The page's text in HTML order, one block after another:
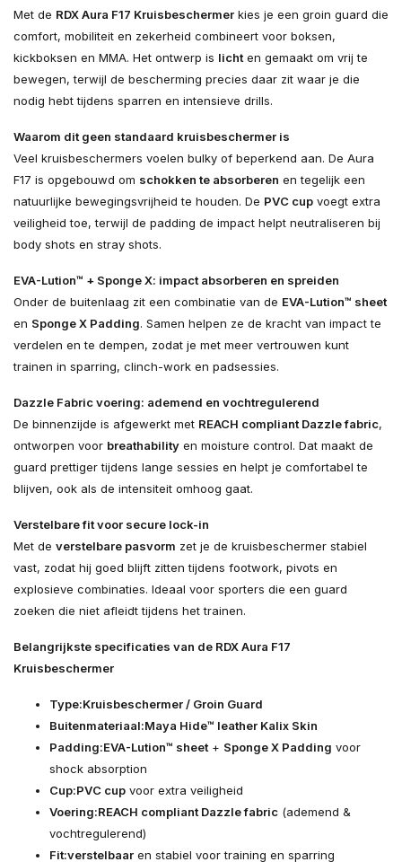
Met de RDX Aura F17 Kruisbeschermer kies je een groin guard die
comfort, mobiliteit en zekerheid combineert voor boksen,
kickboksen en MMA. Het ontwerp is lichten gemaakt om vrij te
bewegen, terwijl de bescherming precies daar zit waar je die
nodig hebt tijdens sparren en intensieve drills.
Waarom dit geen standaard kruisbeschermer is
Veel kruisbeschermers voelen bulky of beperkend aan. De Aura
F17 is opgebouwd om schokken te absorberen en tegelijk een
natuurlijke bewegingsvrijheid te houden. De PVC cup voegt extra
veiligheid toe, terwijl de padding de impact helpt neutraliseren bij
body shots en stray shots.
EVA-Lution™ + Sponge X: impact absorberen en spreiden
Onder de buitenlaag zit een combinatie van de EVA-Lution™ sheet
en Sponge X Padding. Samen helpen ze de kracht van impact te
verdelen en te dempen, zodat je met meer vertrouwen kunt
trainen in sparring, clinch-work en padsessies.
Dazzle Fabric voering: ademend en vochtregulerend
De binnenzijde is afgewerkt met REACH compliant Dazzle fabric,
ontworpen voor breathability en moisture control. Dat maakt de
guard prettiger tijdens lange sessies en helpt je comfortabel te
blijven, ook als de intensiteit omhoog gaat.
Verstelbare fit voor secure lock-in
Met de verstelbare pasvorm zet je de kruisbeschermer stabiel
vast, zodat hij goed blijft zitten tijdens footwork, pivots en
explosieve combinaties. Ideaal voor sporters die een guard
zoeken die niet afleidt tijdens het trainen.
Belangrijkste specificaties van de RDX Aura F17
Kruisbeschermer
Type:Kruisbeschermer / Groin Guard
Buitenmateriaal:Maya Hide™ leather Kalix Skin
Padding:EVA-Lution™ sheet+ Sponge X Padding voor
shock absorption
Cup:PVC cup voor extra veiligheid
Voering:REACH compliant Dazzle fabric (ademend &
vochtregulerend)
Fit:verstelbaar en stabiel voor training en sparring